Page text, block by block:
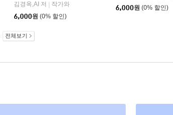
김경옥,AI 저
작가와
6,000원 (0% 할인)
6,000원 (0% 할인)
전체보기